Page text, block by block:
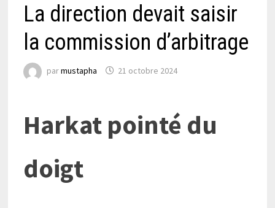
La direction devait saisir
la commission d’arbitrage
parmustapha 21 octobre 2024
Harkat pointé du
doigt